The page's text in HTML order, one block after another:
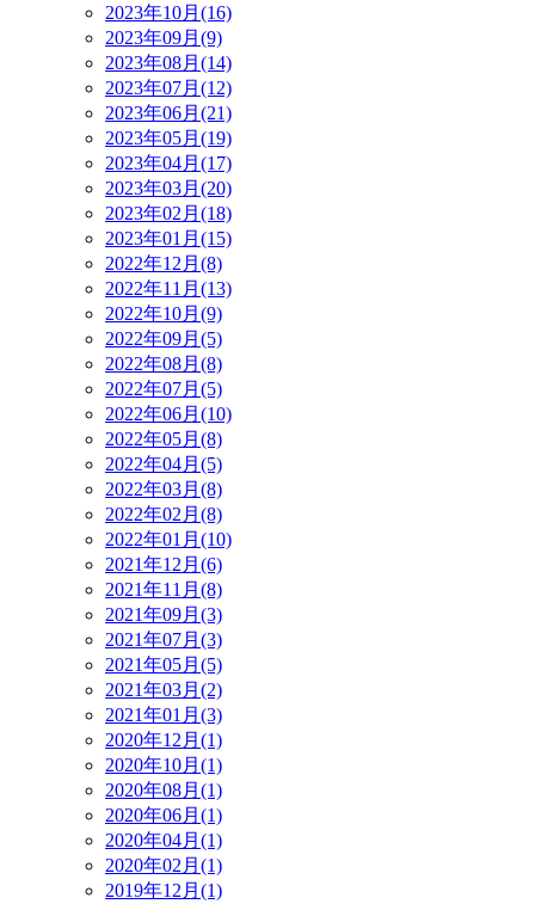
2023年10月(16)
2023年09月(9)
2023年08月(14)
2023年07月(12)
2023年06月(21)
2023年05月(19)
2023年04月(17)
2023年03月(20)
2023年02月(18)
2023年01月(15)
2022年12月(8)
2022年11月(13)
2022年10月(9)
2022年09月(5)
2022年08月(8)
2022年07月(5)
2022年06月(10)
2022年05月(8)
2022年04月(5)
2022年03月(8)
2022年02月(8)
2022年01月(10)
2021年12月(6)
2021年11月(8)
2021年09月(3)
2021年07月(3)
2021年05月(5)
2021年03月(2)
2021年01月(3)
2020年12月(1)
2020年10月(1)
2020年08月(1)
2020年06月(1)
2020年04月(1)
2020年02月(1)
2019年12月(1)